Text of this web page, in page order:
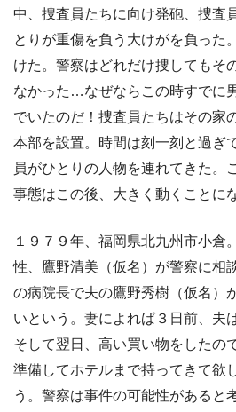
中、捜査員たちに向け発砲、捜査
とりが重傷を負う大けがを負った
けた。警察はどれだけ捜してもそ
なかった…なぜならこの時すでに
でいたのだ！捜査員たちはその家
本部を設置。時間は刻一刻と過ぎ
員がひとりの人物を連れてきた。
事態はこの後、大きく動くことに
１９７９年、福岡県北九州市小倉
性、鷹野清美（仮名）が警察に相
の病院長で夫の鷹野秀樹（仮名）
いという。妻によれば３日前、夫
そして翌日、高い買い物をしたの
準備してホテルまで持ってきて欲
う。警察は事件の可能性があると